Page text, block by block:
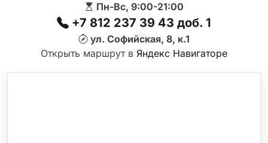
Пн-Вс, 9:00-21:00
+7 812 237 39 43 доб. 1
ул. Софийская, 8, к.1
Открыть маршрут в Яндекс Навигаторе